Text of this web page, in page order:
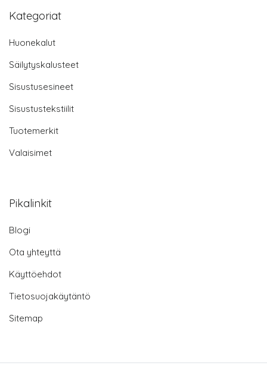
Kategoriat
Huonekalut
Säilytyskalusteet
Sisustusesineet
Sisustustekstiilit
Tuotemerkit
Valaisimet
Pikalinkit
Blogi
Ota yhteyttä
Käyttöehdot
Tietosuojakäytäntö
Sitemap